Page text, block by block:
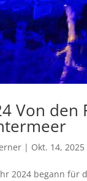
Von
| Okt. 14, 2025
2024 begann für